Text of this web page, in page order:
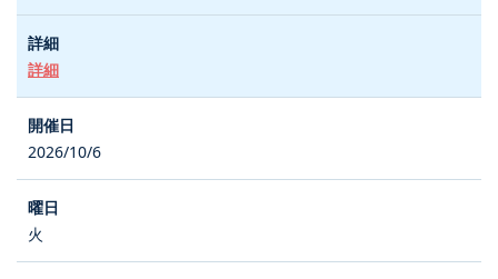
詳細
2026/10/6
火